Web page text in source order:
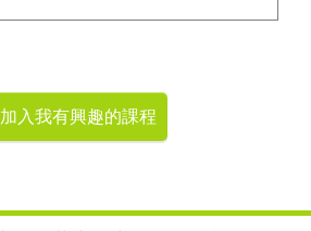
加入我有興趣的課程